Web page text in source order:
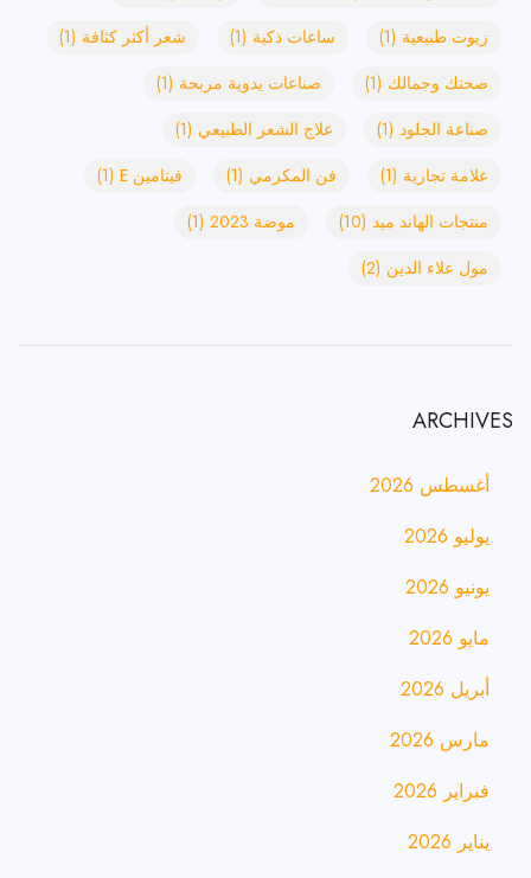
زيوت طبيعية (1) ساعات ذكية (1) شعر أكثر كثافة (1)
صحتك وجمالك (1) صناعات يدوية مربحة (1)
صناعة الجلود (1) علاج الشعر الطبيعي (1)
علامة تجارية (1) فن المكرمي (1) فيتامين E
(1)
منتجات الهاند ميد (10) موضة 2023
(1)
مول علاء الدين (2)
ARCHIVES
أغسطس 2026
يوليو 2026
يونيو 2026
مايو 2026
أبريل 2026
مارس 2026
فبراير 2026
يناير 2026